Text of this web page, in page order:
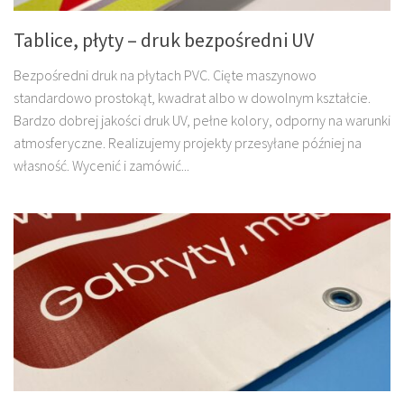
Tablice, płyty – druk bezpośredni UV
Bezpośredni druk na płytach PVC. Cięte maszynowo
standardowo prostokąt, kwadrat albo w dowolnym kształcie.
Bardzo dobrej jakości druk UV, pełne kolory, odporny na warunki
atmosferyczne. Realizujemy projekty przesyłane później na
własność. Wycenić i zamówić...